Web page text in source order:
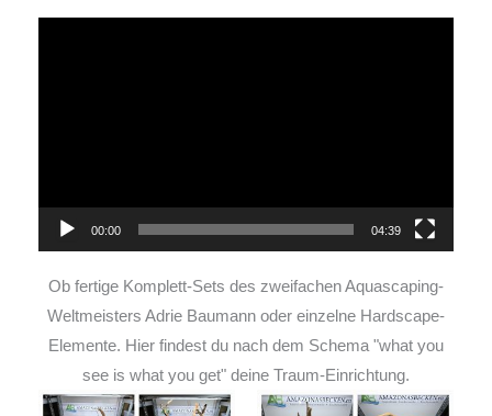
00:00 04:39
Ob fertige Komplett-Sets des zweifachen Aquascaping-
Weltmeisters Adrie Baumann oder einzelne Hardscape-
Elemente. Hier findest du nach dem Schema "what you
see is what you get" deine Traum-Einrichtung.